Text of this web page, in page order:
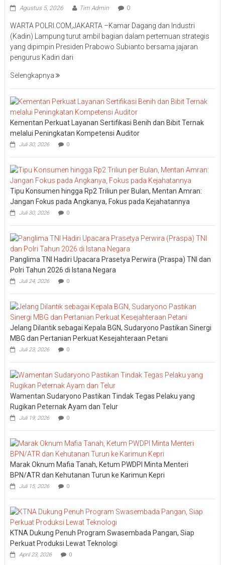
Agustus 5, 2026 Tim Admin 0
WARTA POLRI.COM,JAKARTA –Kamar Dagang dan Industri
(Kadin) Lampung turut ambil bagian dalam pertemuan strategis
yang dipimpin Presiden Prabowo Subianto bersama jajaran
pengurus Kadin dari
Selengkapnya
Kementan Perkuat Layanan Sertifikasi Benih dan Bibit Ternak
melalui Peningkatan Kompetensi Auditor
Juli 30, 2026 0
Tipu Konsumen hingga Rp2 Triliun per Bulan, Mentan Amran:
Jangan Fokus pada Angkanya, Fokus pada Kejahatannya
Juli 30, 2026 0
Panglima TNI Hadiri Upacara Prasetya Perwira (Praspa) TNI dan
Polri Tahun 2026 di Istana Negara
Juli 24, 2026 0
Jelang Dilantik sebagai Kepala BGN, Sudaryono Pastikan Sinergi
MBG dan Pertanian Perkuat Kesejahteraan Petani
Juli 23, 2026 0
Wamentan Sudaryono Pastikan Tindak Tegas Pelaku yang
Rugikan Peternak Ayam dan Telur
Juli 19, 2026 0
Marak Oknum Mafia Tanah, Ketum PWDPI Minta Menteri
BPN/ATR dan Kehutanan Turun ke Karimun Kepri
Juli 15, 2026 0
KTNA Dukung Penuh Program Swasembada Pangan, Siap
Perkuat Produksi Lewat Teknologi
April 23, 2026 0